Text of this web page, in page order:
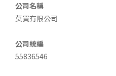
公司名稱
莫買有限公司
公司統編
55836546